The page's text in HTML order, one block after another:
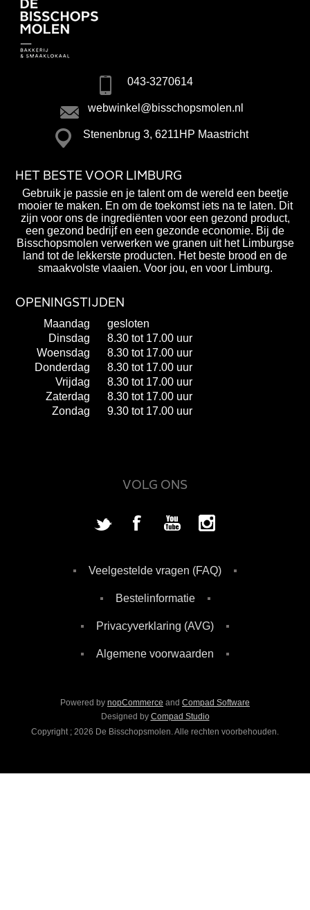
043-3270614
webwinkel@bisschopsmolen.nl
Stenenbrug 3, 6211HP Maastricht
HET BESTE VOOR LIMBURG
Gebruik je passie en je talent om de wereld een beetje
mooier te maken. En om de toekomst iets na te laten. Dit
zijn voor ons de ingrediënten voor een gezond product,
een gezond bedrijf en een gezonde economie. Bij de
Bisschopsmolen verwerken we granen uit het Limburgse
land tot de lekkerste producten. Het beste brood en de
smaakvolste vlaaien. Voor jou, en voor Limburg.
OPENINGSTIJDEN
Maandag
gesloten
Dinsdag
8.30 tot 17.00 uur
Woensdag
8.30 tot 17.00 uur
Donderdag
8.30 tot 17.00 uur
Vrijdag
8.30 tot 17.00 uur
Zaterdag
8.30 tot 17.00 uur
Zondag
9.30 tot 17.00 uur
VOLG ONS
Veelgestelde vragen (FAQ)
Bestelinformatie
Privacyverklaring (AVG)
Algemene voorwaarden
Powered by nopCommerce and Compad Software
Designed by Compad Studio
Copyright ; 2026 De Bisschopsmolen. Alle rechten voorbehouden.